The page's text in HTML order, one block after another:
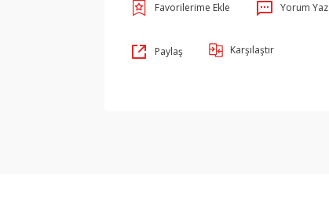
Yorum Yaz
Paylaş Karşılaştır